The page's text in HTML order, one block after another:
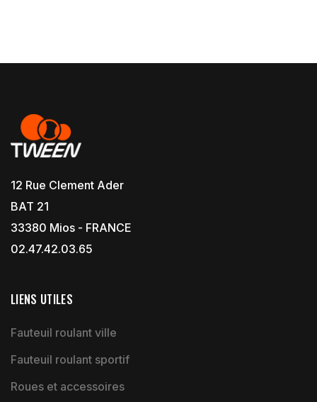
12 Rue Clement Ader
BAT 21
33380 Mios - FRANCE
02.47.42.03.65
LIENS UTILES
Fauteuil roulant ville
Fauteuil roulant sportif
Roues et accessoires